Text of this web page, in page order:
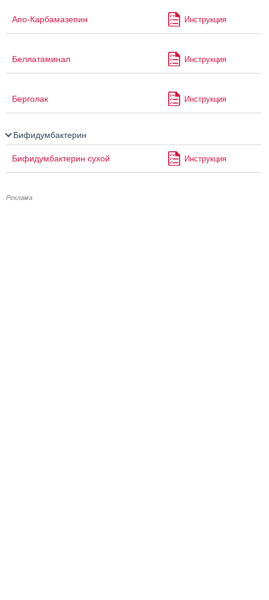
Апо-Карбамазепин Инструкция
Беллатаминал Инструкция
Берголак Инструкция
Бифидумбактерин
Бифидумбактерин сухой Инструкция
Реклама